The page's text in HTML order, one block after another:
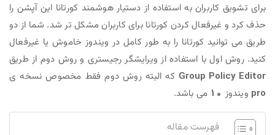
به استفاده از دستیار هوشمند کورتانا این آپشن را
کردن کورتانا برای کاربران مشکل تر شد. شما از دو
کورتانا را به طور کامل در ویندوز خاموش یا غیرفعال
با استفاده از ویرایشگر رجیستری و روش دوم از طریق
Group که البته روش دوم فقط مخصوص نسخه ی
می باشد.
مقاله